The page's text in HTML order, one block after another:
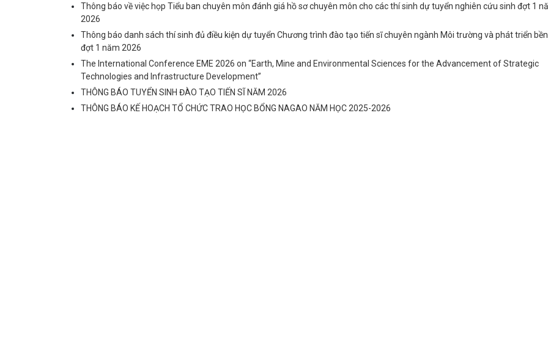
Thông báo về việc họp Tiểu ban chuyên môn đánh giá hồ sơ chuyên môn cho các thí sinh dự tuyển nghiên cứu sinh đợt 1
2026
Thông báo danh sách thí sinh đủ điều kiện dự tuyển Chương trình đào tạo tiến sĩ chuyên ngành Môi trường và phát triển
đợt 1 năm 2026
The International Conference EME 2026 on “Earth, Mine and Environmental Sciences for the Advancement of Strategic
Technologies and Infrastructure Development”
THÔNG BÁO TUYỂN SINH ĐÀO TẠO TIẾN SĨ NĂM 2026
THÔNG BÁO KẾ HOẠCH TỔ CHỨC TRAO HỌC BỔNG NAGAO NĂM HỌC 2025-2026